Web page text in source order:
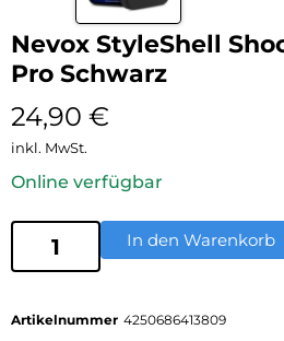
Nevox StyleShell
Pro Schwarz
24,90 €
inkl. MwSt.
Online verfügbar
In den Warenkorb
Artikelnummer 4250686413809